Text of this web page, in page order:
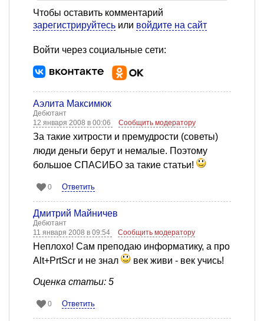
Чтобы оставить комментарий
зарегистрируйтесь или войдите на сайт
Войти через социальные сети:
Аэлита Максимюк
Дебютант
12 января 2008 в 00:06
Сообщить модератору
За такие хитрости и премудрости (советы)
люди деньги берут и немалые. Поэтому
большое СПАСИБО за такие статьи!
0 Ответить
Дмитрий Майничев
Дебютант
11 января 2008 в 09:54
Сообщить модератору
Неплохо! Сам преподаю информатику, а про
Alt+PrtScr и не знал
век живи - век учись!
Оценка статьи: 5
0 Ответить